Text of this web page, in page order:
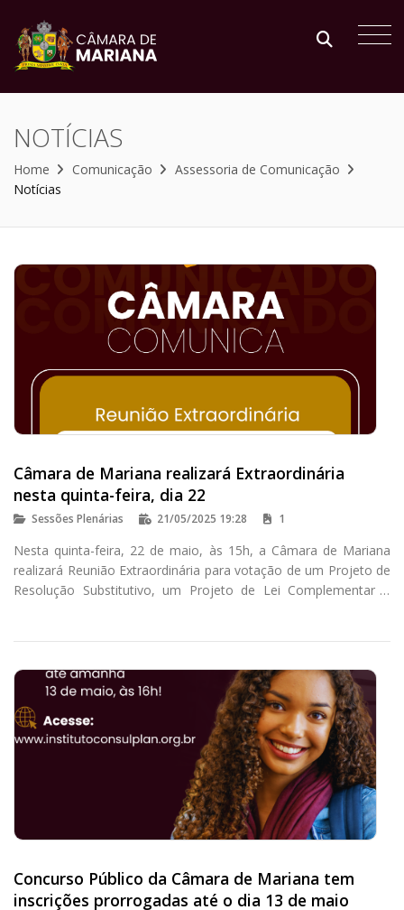
NOTÍCIAS
Home Comunicação
Assessoria de Comunicação
Notícias
Câmara de Mariana realizará Extraordinária
nesta quinta-feira, dia 22
Sessões Plenárias 21/05/2025 19:28 1
Nesta quinta-feira, 22 de maio, às 15h, a Câmara de Mariana
realizará Reunião Extraordinária para votação de um Projeto de
Resolução Substitutivo, um Projeto de Lei Complementar e
Concurso Público da Câmara de Mariana tem
inscrições prorrogadas até o dia 13 de maio